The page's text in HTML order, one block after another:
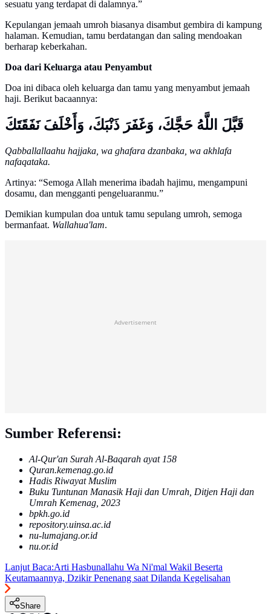
sesuatu yang terdapat di dalamnya.”
Kepulangan jemaah umroh biasanya disambut gembira di kampung
halaman. Kemudian, tamu berdatangan dan saling mendoakan
berharap keberkahan.
Doa dari Keluarga atau Penyambut
Doa ini dibaca oleh keluarga dan tamu yang menyambut jemaah
haji. Berikut bacaannya:
قَبَّلَ اللَّهُ حَجَّكَ، وَغَفَرَ ذَنْبَكَ، وَأَخْلَفَ نَفَقَتَكَ
Qabballallaahu hajjaka, wa ghafara dzanbaka, wa akhlafa
nafaqataka.
Artinya: “Semoga Allah menerima ibadah hajimu, mengampuni
dosamu, dan mengganti pengeluaranmu.”
Demikian kumpulan doa untuk tamu sepulang umroh, semoga
bermanfaat. Wallahua'lam.
Advertisement
Sumber Referensi:
Al-Qur'an Surah Al-Baqarah ayat 158
Quran.kemenag.go.id
Hadis Riwayat Muslim
Buku Tuntunan Manasik Haji dan Umrah, Ditjen Haji dan
Umrah Kemenag, 2023
bpkh.go.id
repository.uinsa.ac.id
nu-lumajang.or.id
nu.or.id
Lanjut Baca:Arti Hasbunallahu Wa Ni'mal Wakil Beserta
Keutamaannya, Dzikir Penenang saat Dilanda Kegelisahan
Share